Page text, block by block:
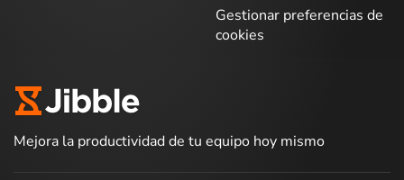
Gestionar preferencias de
cookies
Mejora la productividad de tu equipo hoy mismo